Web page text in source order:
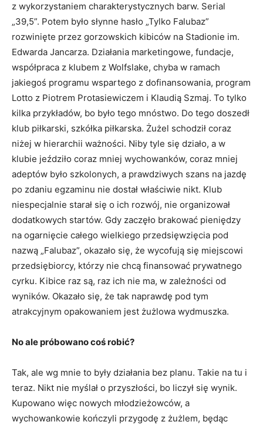
z wykorzystaniem charakterystycznych barw. Serial
„39,5”. Potem było słynne hasło „Tylko Falubaz”
rozwinięte przez gorzowskich kibiców na Stadionie im.
Edwarda Jancarza. Działania marketingowe, fundacje,
współpraca z klubem z Wolfslake, chyba w ramach
jakiegoś programu wspartego z dofinansowania, program
Lotto z Piotrem Protasiewiczem i Klaudią Szmaj. To tylko
kilka przykładów, bo było tego mnóstwo. Do tego doszedł
klub piłkarski, szkółka piłkarska. Żużel schodził coraz
niżej w hierarchii ważności. Niby tyle się działo, a w
klubie jeździło coraz mniej wychowanków, coraz mniej
adeptów było szkolonych, a prawdziwych szans na jazdę
po zdaniu egzaminu nie dostał właściwie nikt. Klub
niespecjalnie starał się o ich rozwój, nie organizował
dodatkowych startów. Gdy zaczęło brakować pieniędzy
na ogarnięcie całego wielkiego przedsięwzięcia pod
nazwą „Falubaz”, okazało się, że wycofują się miejscowi
przedsiębiorcy, którzy nie chcą finansować prywatnego
cyrku. Kibice raz są, raz ich nie ma, w zależności od
wyników. Okazało się, że tak naprawdę pod tym
atrakcyjnym opakowaniem jest żużlowa wydmuszka.
No ale próbowano coś robić?
Tak, ale wg mnie to były działania bez planu. Takie na tu i
teraz. Nikt nie myślał o przyszłości, bo liczył się wynik.
Kupowano więc nowych młodzieżowców, a
wychowankowie kończyli przygodę z żużlem, będąc